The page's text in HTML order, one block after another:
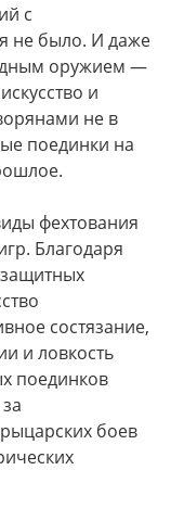
с
не было. И даже
оружием —
и
не в
поединки на
фехтования
Благодаря
состязание,
и ловкость
поединков
боев